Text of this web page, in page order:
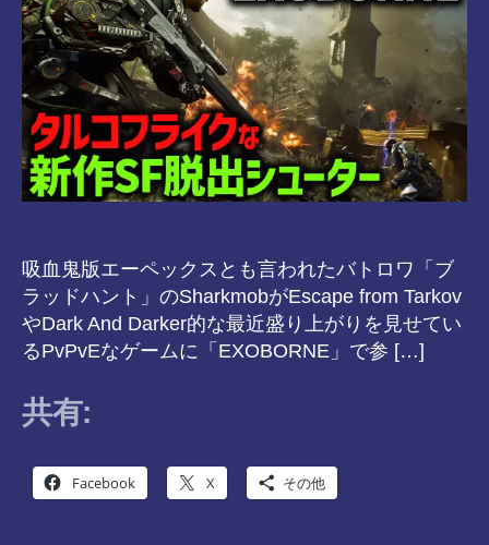
吸血鬼版エーペックスとも言われたバトロワ「ブ
ラッドハント」のSharkmobがEscape from Tarkov
やDark And Darker的な最近盛り上がりを見せてい
るPvPvEなゲームに「EXOBORNE」で参 […]
共有:
Facebook X その他